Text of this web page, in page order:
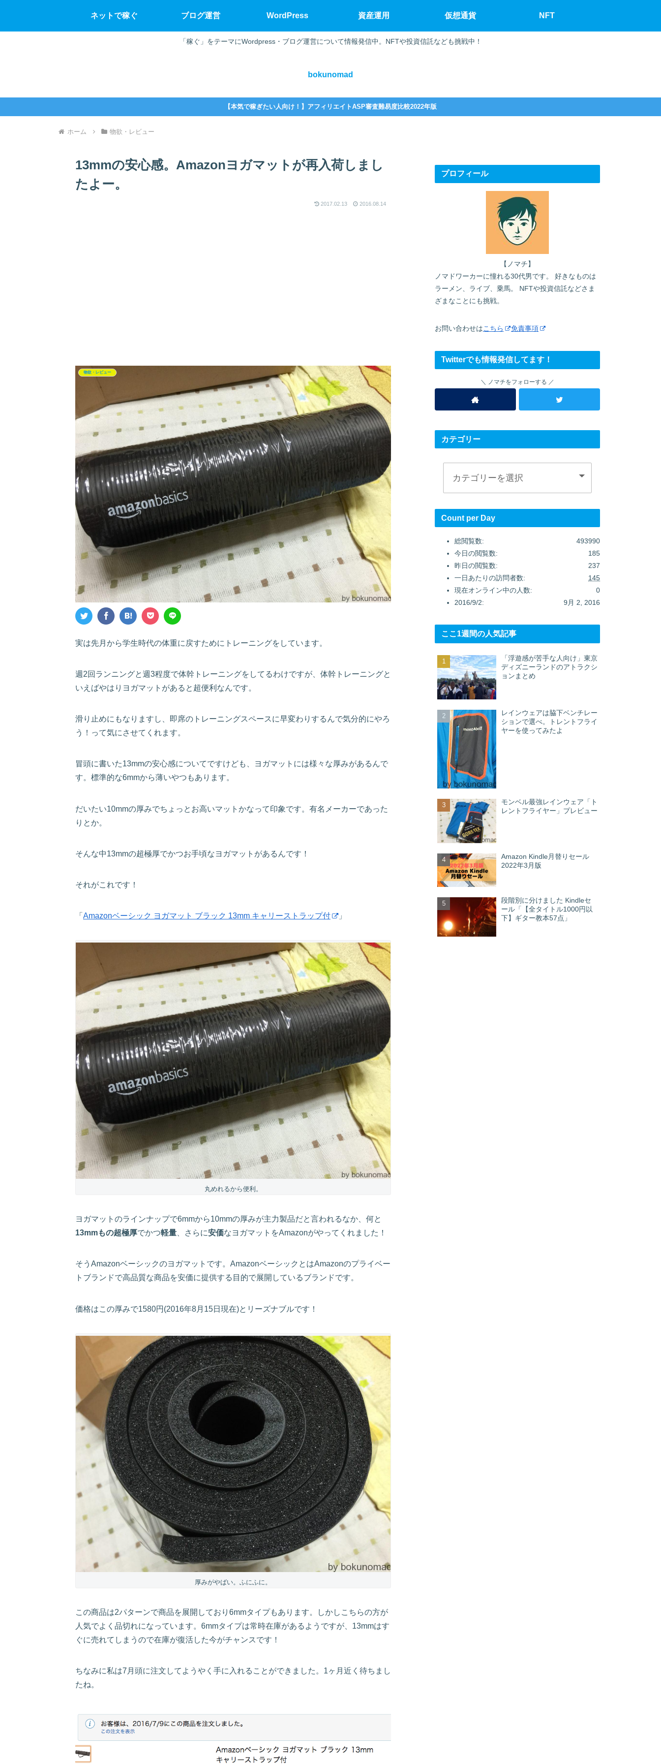
「稼ぐ」をテーマにWordpress・ブログ運営について情報発信中。NFTや投資信託なども挑戦中！
bokunomad
ネットで稼ぐ ブログ運営 WordPress 資産運用 仮想通貨 NFT
【本気で稼ぎたい人向け！】アフィリエイトASP審査難易度比較2022年版
ホーム 物欲・レビュー
13mmの安心感。Amazonヨガマットが再入荷しまし
たよー。
2017.02.13 2016.08.14
物欲・レビュー
実は先月から学生時代の体重に戻すためにトレーニングをしています。
週2回ランニングと週3程度で体幹トレーニングをしてるわけですが、体幹トレーニングと
いえばやはりヨガマットがあると超便利なんです。
滑り止めにもなりますし、即席のトレーニングスペースに早変わりするんで気分的にやろ
う！って気にさせてくれます。
冒頭に書いた13mmの安心感についてですけども、ヨガマットには様々な厚みがあるんで
す。標準的な6mmから薄いやつもあります。
だいたい10mmの厚みでちょっとお高いマットかなって印象です。有名メーカーであった
りとか。
そんな中13mmの超極厚でかつお手頃なヨガマットがあるんです！
それがこれです！
「 Amazonベーシック ヨガマット ブラック 13mm キャリーストラップ付 」
丸めれるから便利。
ヨガマットのラインナップで6mmから10mmの厚みが主力製品だと言われるなか、何と
13mmもの超極厚でかつ軽量 、さらに安価なヨガマットをAmazonがやってくれました！
そうAmazonベーシックのヨガマットです。AmazonベーシックとはAmazonのプライベー
トブランドで高品質な商品を安価に提供する目的で展開しているブランドです。
価格はこの厚みで1580円(2016年8月15日現在)とリーズナブルです！
厚みがやばい。ふにふに。
この商品は2パターンで商品を展開しており6mmタイプもあります。しかしこちらの方が
人気でよく品切れになっています。6mmタイプは常時在庫があるようですが、13mmはす
ぐに売れてしまうので在庫が復活した今がチャンスです！
ちなみに私は7月頭に注文してようやく手に入れることができました。1ヶ月近く待ちまし
たね。
プロフィール
【ノマチ】
ノマドワーカーに憧れる30代男です。 好きなものは
ラーメン、ライブ、乗馬。 NFTや投資信託などさま
ざまなことにも挑戦。
お問い合わせはこちら 免責事項
Twitterでも情報発信してます！
ノマチをフォローする
カテゴリー
Count per Day
493990
総閲覧数:
185
今日の閲覧数:
237
昨日の閲覧数:
145
一日あたりの訪問者数:
0
現在オンライン中の人数:
9月 2, 2016
2016/9/2:
ここ1週間の人気記事
「浮遊感が苦手な人向け」東京
ディズニーランドのアトラクシ
ョンまとめ
レインウェアは脇下ベンチレー
ションで選べ。トレントフライ
ヤーを使ってみたよ
モンベル最強レインウェア「ト
レントフライヤー」プレビュー
Amazon Kindle月替りセール
2022年3月版
段階別に分けました Kindleセ
ール「【全タイトル1000円以
下】ギター教本57点」